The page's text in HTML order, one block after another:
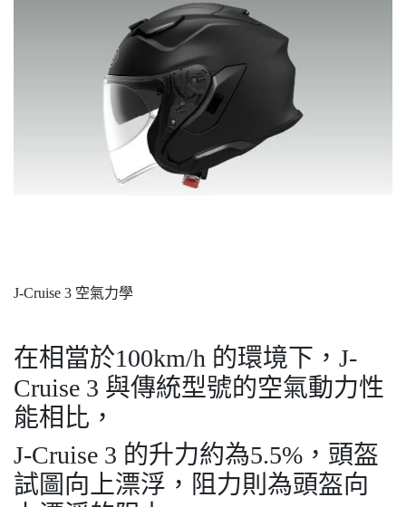
J-Cruise 3 空氣力學
在相當於100km/h 的環境下，J-
Cruise 3 與傳統型號的空氣動力性
能相比，
J-Cruise 3 的升力約為5.5%，頭盔
試圖向上漂浮，阻力則為頭盔向